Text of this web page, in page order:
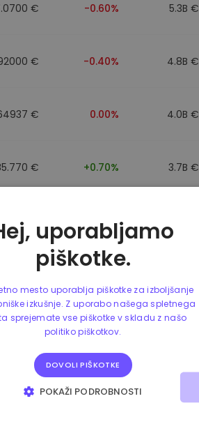
€ -0.60% 5.3B €
€ -0.40% 4.8B €
€ 0.00% 4.0B €
€ +0.70% 3.7B €
€ 0.00%
€
€ -1.80%
uporabljamo
piškotke.
mesto uporablja piškotke za izboljšanje
izkušnje. Z uporabo našega spletnega
sprejemate vse piškotke v skladu z našo
politiko piškotkov.
DOVOLI PIŠKOTKE
POKAŽI PODROBNOSTI